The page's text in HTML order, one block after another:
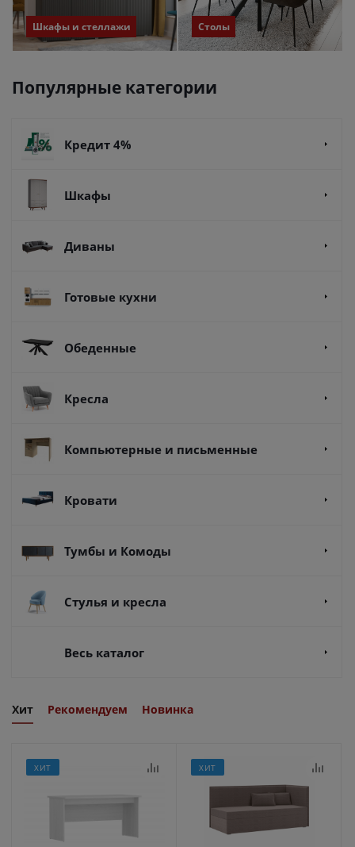
Шкафы и стеллажи Столы
Популярные категории
Кредит 4%
Шкафы
Диваны
Готовые кухни
Обеденные
Кресла
Компьютерные и письменные
Кровати
Тумбы и Комоды
Стулья и кресла
Весь каталог
Хит Рекомендуем Новинка
ХИТ ХИТ